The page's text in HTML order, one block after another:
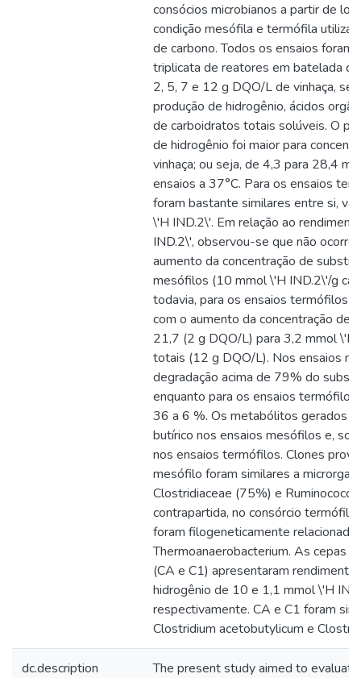
consócios microbianos a partir de
condição mesófila e termófila
de carbono. Todos os ensaios foram
triplicata de reatores em batelada
2, 5, 7 e 12 g DQO/L de vinhaça,
produção de hidrogênio, ácidos
de carboidratos totais solúveis. O
de hidrogênio foi maior para
vinhaça; ou seja, de 4,3 para 28,4
ensaios a 37°C. Para os ensaios
foram bastante similares entre si,
\'H IND.2\'. Em relação ao
IND.2\', observou-se que não
aumento da concentração de
mesófilos (10 mmol \'H IND.2\'/g
todavia, para os ensaios termófilos
com o aumento da concentração de
21,7 (2 g DQO/L) para 3,2 mmol \'H
totais (12 g DQO/L). Nos ensaios
degradação acima de 79% do
enquanto para os ensaios
36 a 6 %. Os metabólitos gerados
butírico nos ensaios mesófilos e,
nos ensaios termófilos. Clones
mesófilo foram similares a
Clostridiaceae (75%) e
contrapartida, no consórcio
foram filogeneticamente
Thermoanaerobacterium. As cepas
(CA e C1) apresentaram
hidrogênio de 10 e 1,1 mmol \'H
respectivamente. CA e C1 foram
Clostridium acetobutylicum e
dc.description
The present study aimed to